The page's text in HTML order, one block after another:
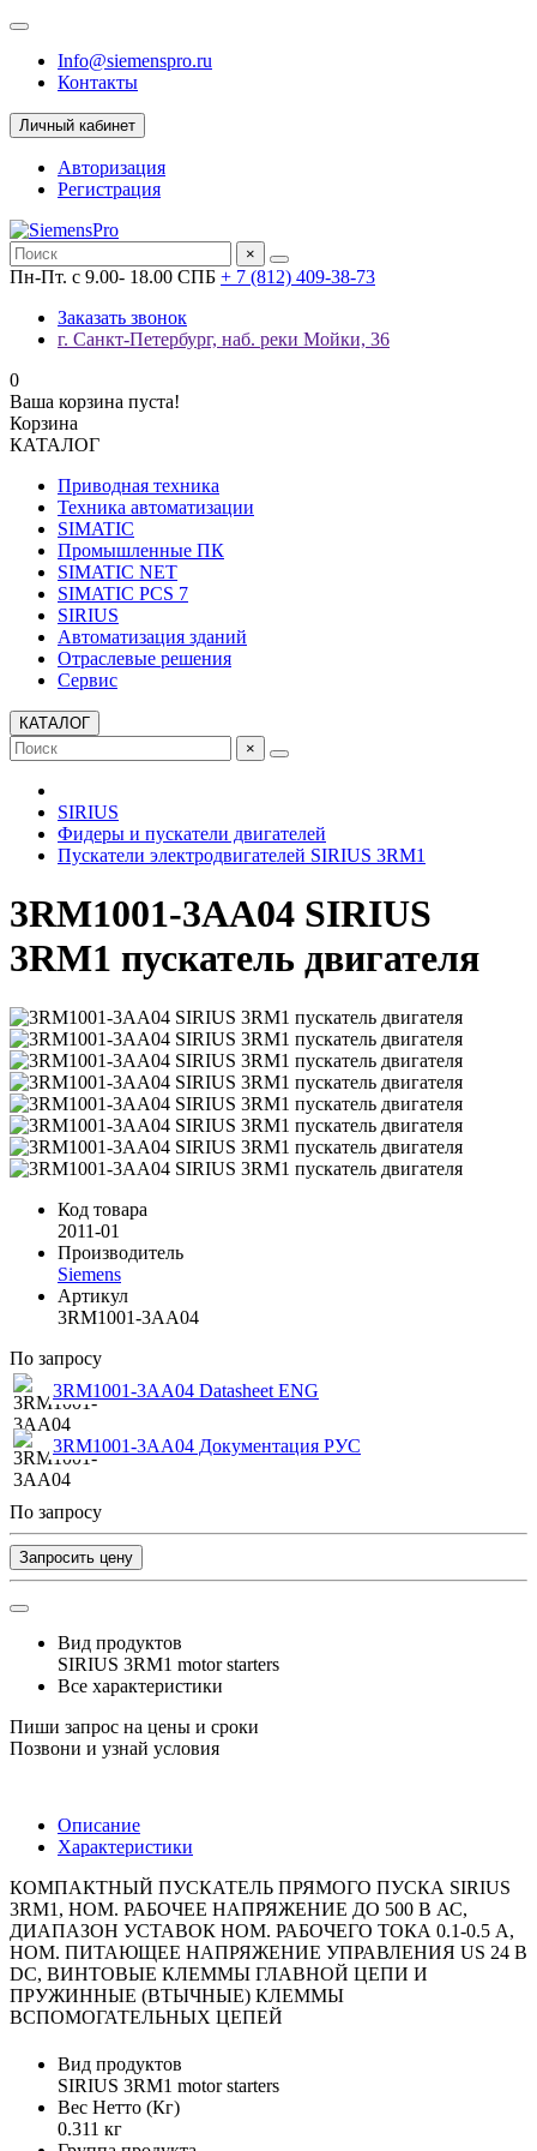
Info@siemenspro.ru
Контакты
Личный кабинет
Авторизация
Регистрация
×
Пн-Пт. с 9.00- 18.00 СПБ + 7 (812) 409-38-73
Заказать звонок
г. Санкт-Петербург, наб. реки Мойки, 36
0
Ваша корзина пуста!
Корзина
КАТАЛОГ
Приводная техника
Техника автоматизации
SIMATIC
Промышленные ПК
SIMATIC NET
SIMATIC PCS 7
SIRIUS
Автоматизация зданий
Отраслевые решения
Сервис
КАТАЛОГ
×
SIRIUS
Фидеры и пускатели двигателей
Пускатели электродвигателей SIRIUS 3RM1
3RM1001-3AA04 SIRIUS
3RM1 пускатель двигателя
Код товара
2011-01
Производитель
Siemens
Артикул
3RM1001-3AA04
По запросу
3RM1001-3AA04 Datasheet ENG
3RM1001-3AA04 Документация РУС
По запросу
Запросить цену
Вид продуктов
SIRIUS 3RM1 motor starters
Все характеристики
Пиши запрос на цены и сроки
Позвони и узнай условия
Описание
Характеристики
КОМПАКТНЫЙ ПУСКАТЕЛЬ ПРЯМОГО ПУСКА SIRIUS
3RM1, НОМ. РАБОЧЕЕ НАПРЯЖЕНИЕ ДО 500 В АС,
ДИАПАЗОН УСТАВОК НОМ. РАБОЧЕГО ТОКА 0.1-0.5 A,
НОМ. ПИТАЮЩЕЕ НАПРЯЖЕНИЕ УПРАВЛЕНИЯ US 24 В
DC, ВИНТОВЫЕ КЛЕММЫ ГЛАВНОЙ ЦЕПИ И
ПРУЖИННЫЕ (ВТЫЧНЫЕ) КЛЕММЫ
ВСПОМОГАТЕЛЬНЫХ ЦЕПЕЙ
Вид продуктов
SIRIUS 3RM1 motor starters
Вес Нетто (Кг)
0.311 кг